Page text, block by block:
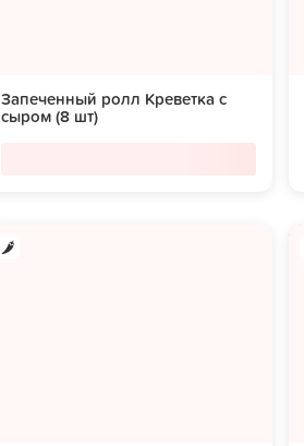
Запеченный ролл Креветка с
сыром (8 шт)